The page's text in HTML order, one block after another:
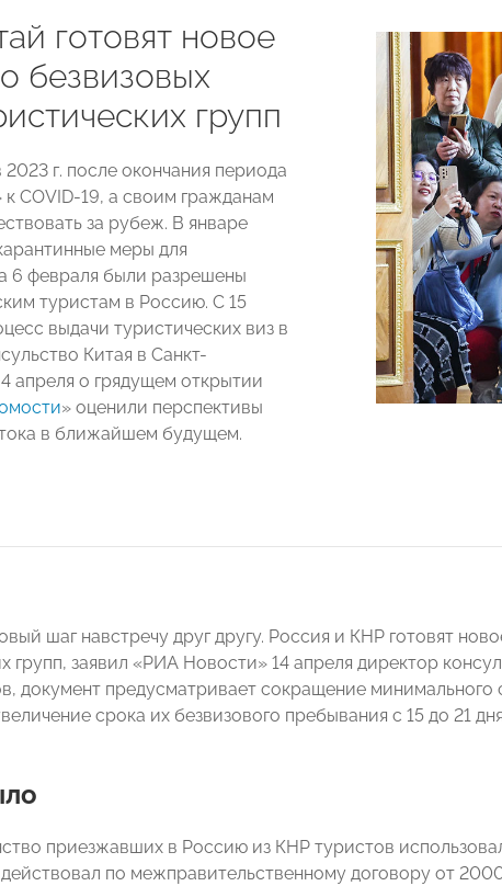
готовят новое
безвизовых
групп
г. после окончания периода
COVID-19, а своим гражданам
за рубеж. В январе
меры для
6 февраля были разрешены
туристам в Россию. C 15
выдачи туристических виз в
Китая в Санкт-
апреля о грядущем открытии
» оценили перспективы
в ближайшем будущем.
шаг навстречу друг другу. Россия и КНР готовят
групп, заявил «РИА Новости» 14 апреля директор
документ предусматривает сокращение минимального
срока их безвизового пребывания с 15 до 21
приезжавших в Россию из КНР туристов
по межправительственному договору от